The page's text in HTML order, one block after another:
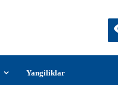
Yangiliklar